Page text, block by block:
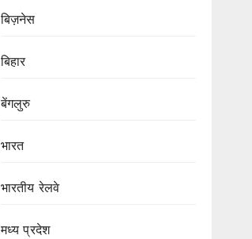
बिज़नेस
बिहार
बेंगलुरु
भारत
भारतीय रेलवे
मध्य प्रदेश